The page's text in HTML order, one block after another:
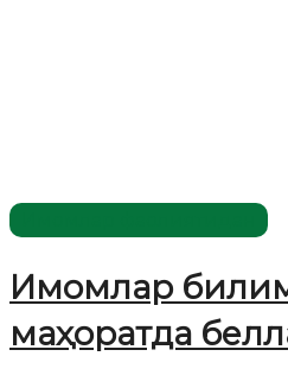
Имомлар
маҳоратда